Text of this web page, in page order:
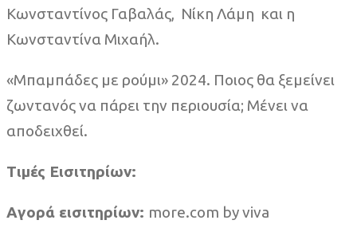
Κωνσταντίνος Γαβαλάς, Νίκη Λάμη και η
Κωνσταντίνα Μιχαήλ.
«Μπαμπάδες με ρούμι» 2024. Ποιος θα ξεμείνει
ζωντανός να πάρει την περιουσία; Μένει να
αποδειχθεί.
Τιμές Εισιτηρίων:
Aγορά εισιτηρίων: more.com by viva